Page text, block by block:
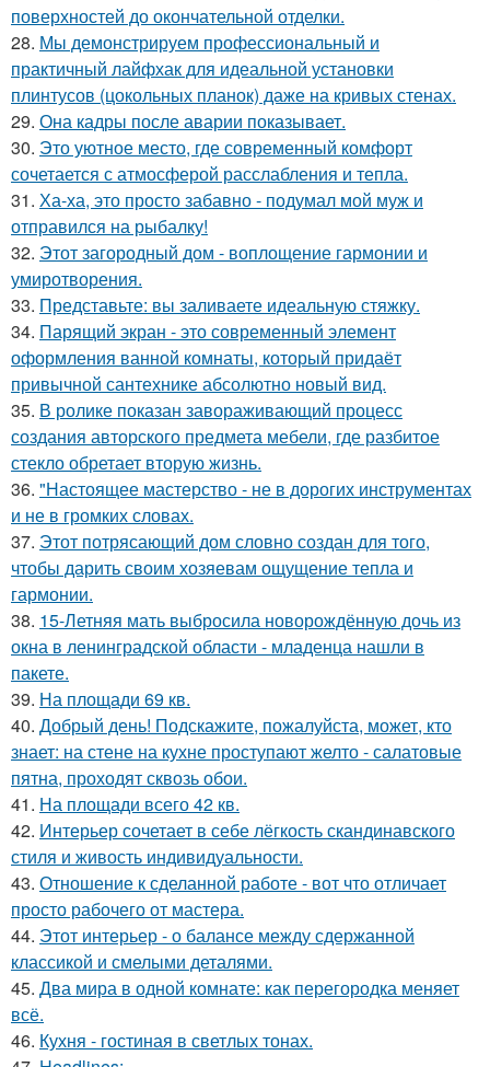
поверхностей до окончательной отделки.
28. Мы демонстрируем профессиональный и
практичный лайфхак для идеальной установки
плинтусов (цокольных планок) даже на кривых стенах.
29. Она кадры после аварии показывает.
30. Это уютное место, где современный комфорт
сочетается с атмосферой расслабления и тепла.
31. Ха-ха, это просто забавно - подумал мой муж и
отправился на рыбалку!
32. Этот загородный дом - воплощение гармонии и
умиротворения.
33. Представьте: вы заливаете идеальную стяжку.
34. Парящий экран - это современный элемент
оформления ванной комнаты, который придаёт
привычной сантехнике абсолютно новый вид.
35. В ролике показан завораживающий процесс
создания авторского предмета мебели, где разбитое
стекло обретает вторую жизнь.
36. "Настоящее мастерство - не в дорогих инструментах
и не в громких словах.
37. Этот потрясающий дом словно создан для того,
чтобы дарить своим хозяевам ощущение тепла и
гармонии.
38. 15-Летняя мать выбросила новорождённую дочь из
окна в ленинградской области - младенца нашли в
пакете.
39. На площади 69 кв.
40. Добрый день! Подскажите, пожалуйста, может, кто
знает: на стене на кухне проступают желто - салатовые
пятна, проходят сквозь обои.
41. На площади всего 42 кв.
42. Интерьер сочетает в себе лёгкость скандинавского
стиля и живость индивидуальности.
43. Отношение к сделанной работе - вот что отличает
просто рабочего от мастера.
44. Этот интерьер - о балансе между сдержанной
классикой и смелыми деталями.
45. Два мира в одной комнате: как перегородка меняет
всё.
46. Кухня - гостиная в светлых тонах.